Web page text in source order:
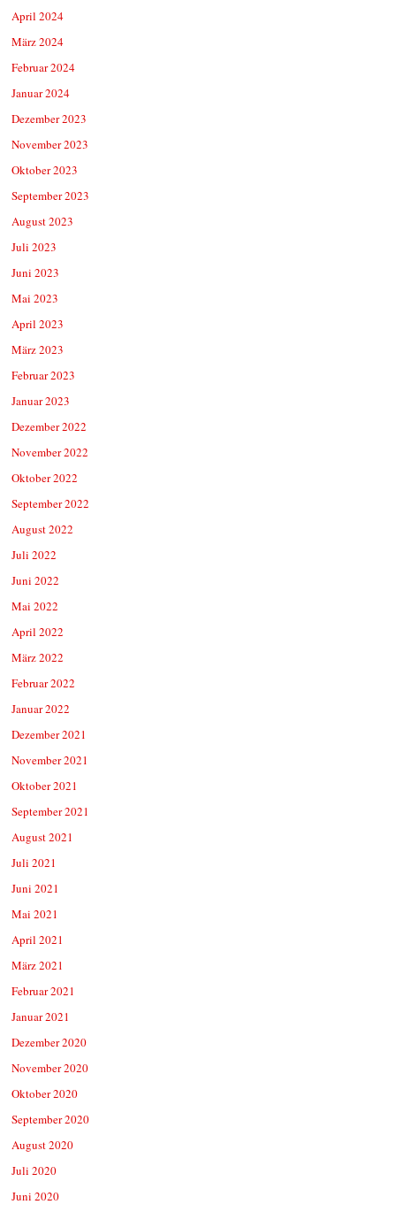
April 2024
März 2024
Februar 2024
Januar 2024
Dezember 2023
November 2023
Oktober 2023
September 2023
August 2023
Juli 2023
Juni 2023
Mai 2023
April 2023
März 2023
Februar 2023
Januar 2023
Dezember 2022
November 2022
Oktober 2022
September 2022
August 2022
Juli 2022
Juni 2022
Mai 2022
April 2022
März 2022
Februar 2022
Januar 2022
Dezember 2021
November 2021
Oktober 2021
September 2021
August 2021
Juli 2021
Juni 2021
Mai 2021
April 2021
März 2021
Februar 2021
Januar 2021
Dezember 2020
November 2020
Oktober 2020
September 2020
August 2020
Juli 2020
Juni 2020